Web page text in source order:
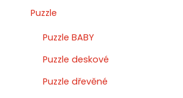
Puzzle
Puzzle BABY
Puzzle deskové
Puzzle dřevěné